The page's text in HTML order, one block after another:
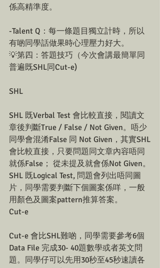
係高精準度。
-Talent Q：每一條題目獨立計時，所以
有啲同學話做果時心理壓力好大。
💡第四：答題技巧（今次會講最簡單同
普遍既SHL同Cut-e)
SHL
SHL 既Verbal Test 會比較直接，閱讀文
章後判斷True / False / Not Given。唔少
同學會混淆False 同 Not Given，其實SHL
會比較直接，只要問題同文章內容唔同
就係False； 從未提及就會係Not Given。
SHL 既Logical Test, 問題會列出唔同圖
片，同學需要判斷下個圖案係咩，一般
用顏色及圖案pattern推算答案。
Cut-e
Cut-e 會比SHL難啲，同學需要參考6個
Data File 完成30- 40題數學或者英文問
題。同學仔可以先用30秒至45秒速讀各